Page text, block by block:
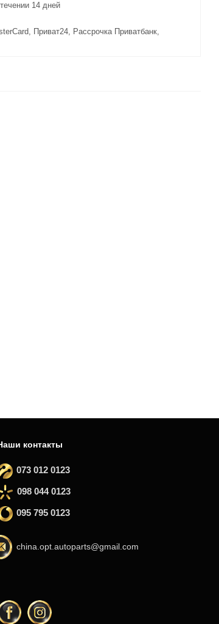
14 дней
Приват24, Рассрочка Приватбанк,
контакты
073 012 0123
098 044 0123
095 795 0123
china.opt.autoparts@gmail.com